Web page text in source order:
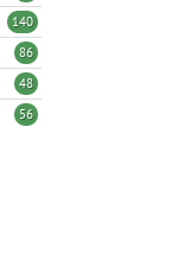
140
86
48
56